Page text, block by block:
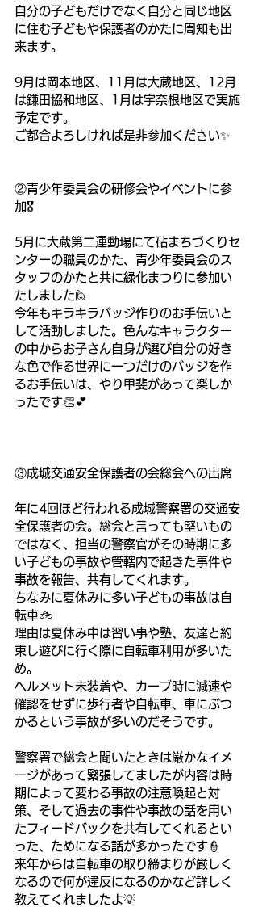
自分の子どもだけでなく自分と同じ地区
に住む子どもや保護者のかたに周知も出
来ます。
9月は岡本地区、11月は大蔵地区、12月
は鎌田協和地区、1月は宇奈根地区で実施
予定です。
ご都合よろしければ是非参加ください✨
②青少年委員会の研修会やイベントに参
加🎖️
5月に大蔵第二運動場にて砧まちづくりセ
ンターの職員のかた、青少年委員会のス
タッフのかたと共に緑化まつりに参加い
たしました🙋
今年もキラキラバッジ作りのお手伝いと
して活動しました。色んなキャラクター
の中からお子さん自身が選び自分の好き
な色で作る世界に一つだけのバッジを作
るお手伝いは、やり甲斐があって楽しか
ったです👏💕
③成城交通安全保護者の会総会への出席
年に4回ほど行われる成城警察署の交通安
全保護者の会。総会と言っても堅いもの
ではなく、担当の警察官がその時期に多
い子どもの事故や管轄内で起きた事件や
事故を報告、共有してくれます。
ちなみに夏休みに多い子どもの事故は自
転車🚲
理由は夏休み中は習い事や塾、友達と約
束し遊びに行く際に自転車利用が多いた
め。
ヘルメット未装着や、カーブ時に減速や
確認をせずに歩行者や自転車、車にぶつ
かるという事故が多いのだそうです。
警察署で総会と聞いたときは厳かなイメ
ージがあって緊張してましたが内容は時
期によって変わる事故の注意喚起と対
策、そして過去の事件や事故の話を用い
たフィードバックを共有してくれるとい
った、ためになる話が多かったです👮
来年からは自転車の取り締まりが厳しく
なるので何が違反になるのかなど詳しく
教えてくれましたよ💡